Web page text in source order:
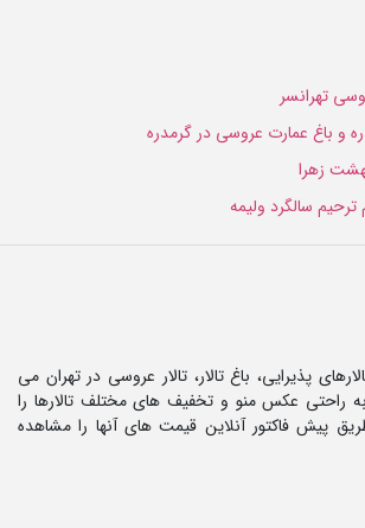
تهرانسر
و باغ عمارت عروسی در گرمدره
زهرا
ترحیم سالگرد ولیمه
پذیرایی، باغ تالار، تالار عروسی در تهران می
راحتی عکس منو و تخفیف های مختلف تالارها را
پیش فاکتور آنلاین قیمت های آنها را مشاهده